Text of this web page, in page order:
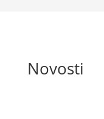
Novosti